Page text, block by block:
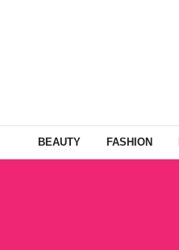
BEAUTY FASHION